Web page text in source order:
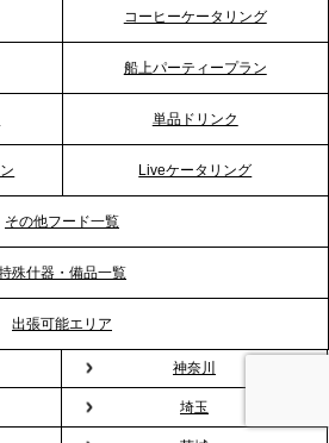
研修で《食体験としてのケータ
案内｜ケータリングのセカンド
所を新設。神奈川エリアのサー
し、質の高い「場づくり」をサ
2ndTable「1DISH」の花見オー
した
コーヒーケータリング
船上パーティープラン
単品ドリンク
Liveケータリング
その他フード一覧
殊什器・備品一覧
出張可能エリア
神奈川
埼玉